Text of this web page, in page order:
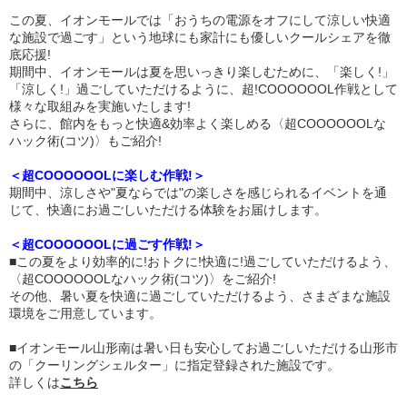
この夏、イオンモールでは「おうちの電源をオフにして涼しい快適
な施設で過ごす」という地球にも家計にも優しいクールシェアを徹
底応援!
期間中、イオンモールは夏を思いっきり楽しむために、「楽しく!」
「涼しく!」過ごしていただけるように、超!COOOOOOL作戦として
様々な取組みを実施いたします!
さらに、館内をもっと快適&効率よく楽しめる〈超COOOOOOLな
ハック術(コツ)〉もご紹介!
＜超COOOOOOLに楽しむ作戦!＞
期間中、涼しさや"夏ならでは"の楽しさを感じられるイベントを通
じて、快適にお過ごしいただける体験をお届けします。
＜超COOOOOOLに過ごす作戦!＞
■この夏をより効率的に!おトクに!快適に!過ごしていただけるよう、
〈超COOOOOOLなハック術(コツ)〉をご紹介!
その他、暑い夏を快適に過ごしていただけるよう、さまざまな施設
環境をご用意しています。
■イオンモール山形南は暑い日も安心してお過ごしいただける山形市
の「クーリングシェルター」に指定登録された施設です。
詳しくはこちら